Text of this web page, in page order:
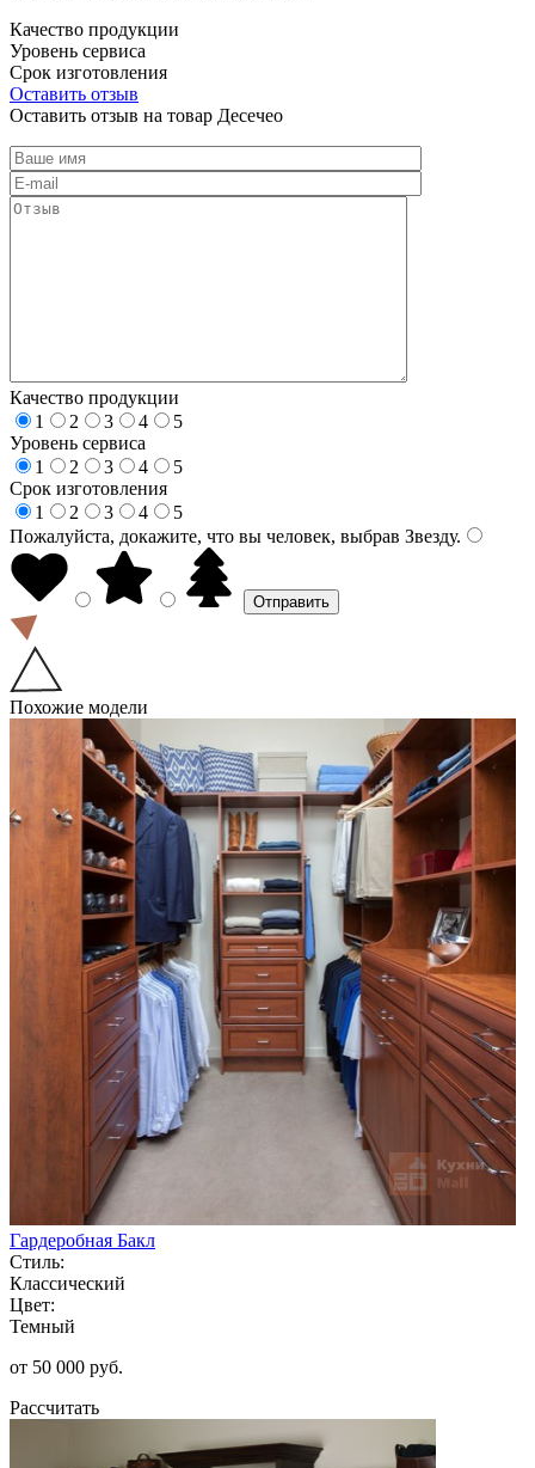
Качество продукции
Уровень сервиса
Срок изготовления
Оставить отзыв
Оставить отзыв на товар Десечео
Качество продукции
1
2 3 4
5
Уровень сервиса
1
2 3 4
5
Срок изготовления
1
2 3 4
5
Пожалуйста, докажите, что вы человек, выбрав Звезду.
Похожие модели
Гардеробная Бакл
Стиль:
Классический
Цвет:
Темный
от 50 000 руб.
Рассчитать